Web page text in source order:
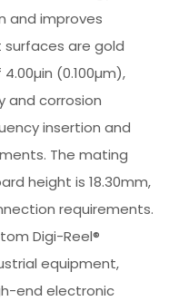
and improves
are gold
(0.100µm),
and corrosion
insertion and
The mating
height is 18.30mm,
requirements.
Digi-Reel®
equipment,
end electronic